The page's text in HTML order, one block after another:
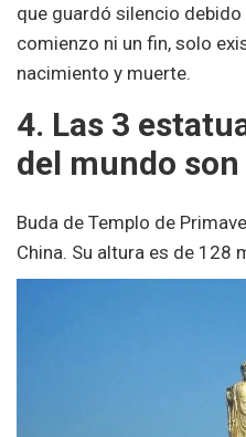
que guardó silencio debido
comienzo ni un fin, solo
nacimiento y muerte.
4. Las 3
del mundo
Buda de Templo de
China. Su altura es de 128